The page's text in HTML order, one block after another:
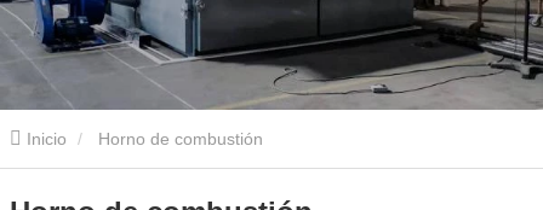
Inicio Horno de combustión